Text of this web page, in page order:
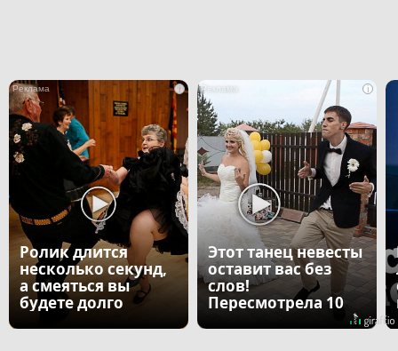
i
Ролик длится
несколько секунд,
а смеяться вы
будете долго
i
Этот танец невесты
оставит вас без
слов!
Пересмотрела 10